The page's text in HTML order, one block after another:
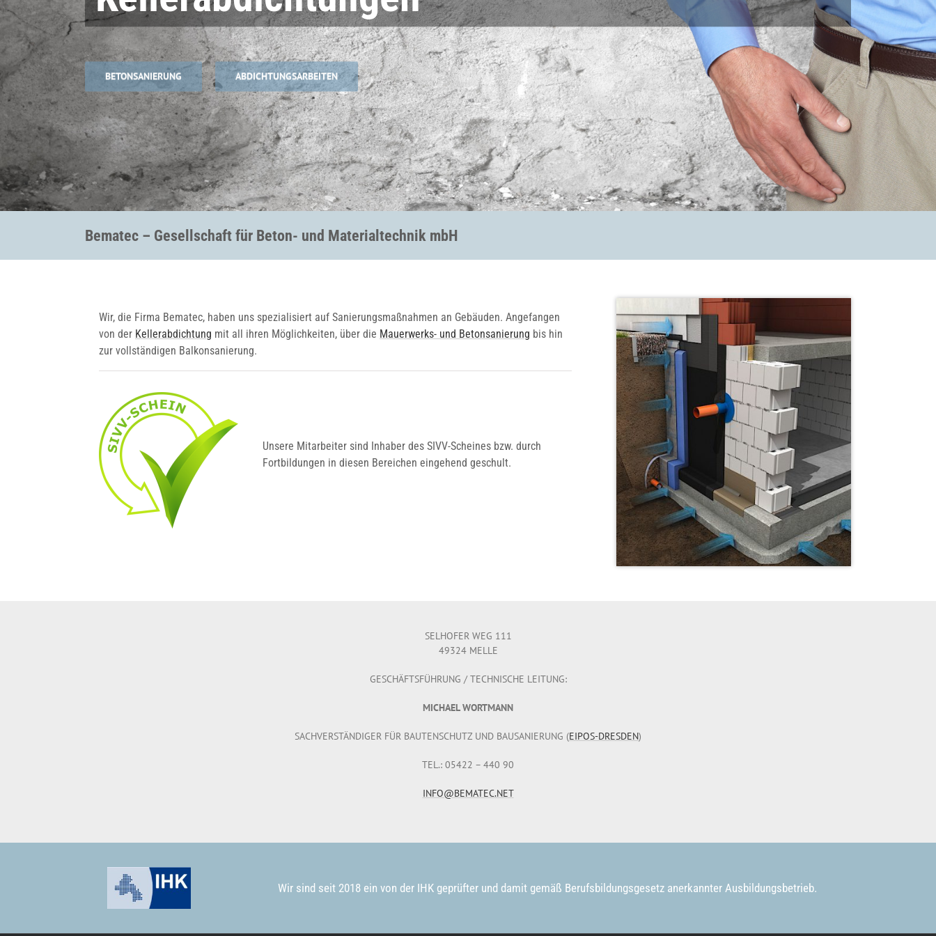
BETONSANIERUNG ABDICHTUNGSARBEITEN
Bematec – Gesellschaft für Beton- und Materialtechnik mbH
Wir, die Firma Bematec, haben uns spezialisiert auf Sanierungsmaßnahmen an Gebäuden. Angefangen
von der Kellerabdichtung mit all ihren Möglichkeiten, über die Mauerwerks- und Betonsanierung bis hin
zur vollständigen Balkonsanierung.
Unsere Mitarbeiter sind Inhaber des SIVV-Scheines bzw. durch
Fortbildungen in diesen Bereichen eingehend geschult.
SELHOFER WEG 111
49324 MELLE
GESCHÄFTSFÜHRUNG / TECHNISCHE LEITUNG:
MICHAEL WORTMANN
SACHVERSTÄNDIGER FÜR BAUTENSCHUTZ UND BAUSANIERUNG (EIPOS-DRESDEN)
TEL.: 05422 – 440 90
INFO@BEMATEC.NET
Wir sind seit 2018 ein von der IHK geprüfter und damit gemäß Berufsbildungsgesetz anerkannter Ausbildungsbetrieb.